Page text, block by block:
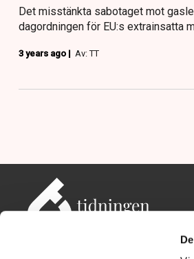
Det misstänkta sabotaget mot
dagordningen för EU:s extrainsatta
3 years ago | Av: TT